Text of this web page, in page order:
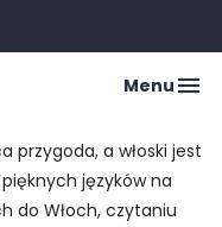
Menu
przygoda, a włoski jest
języków na
do Włoch, czytaniu